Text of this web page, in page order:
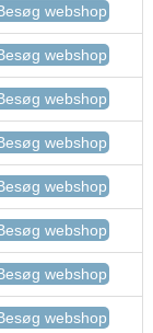
webshop
webshop
webshop
webshop
webshop
webshop
webshop
webshop